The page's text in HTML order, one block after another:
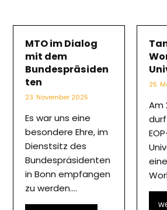
MTO im Dialog
mit dem
Bundespräsiden
ten
23. November 2025
Es war uns eine
besondere Ehre, im
Dienstsitz des
Bundespräsidenten
in Bonn empfangen
zu werden.…
25.
Am